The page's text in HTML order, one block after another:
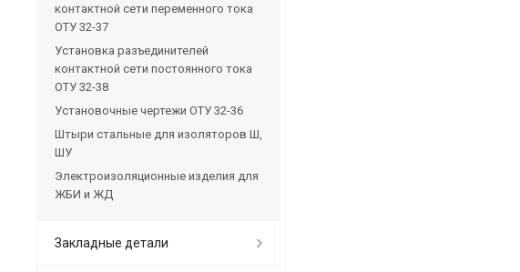
контактной сети переменного тока
ОТУ 32-37
Установка разъединителей
контактной сети постоянного тока
ОТУ 32-38
Установочные чертежи ОТУ 32-36
Штыри стальные для изоляторов Ш,
ШУ
Электроизоляционные изделия для
ЖБИ и ЖД
Закладные детали